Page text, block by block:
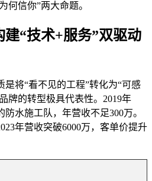
何信你”两大命题。
“技术+服务”双驱动
将“看不见的工程”转化为“可感
牌的转型极具代表性。2019年
水施工队，年营收不足300万。
年营收突破6000万，客单价提升